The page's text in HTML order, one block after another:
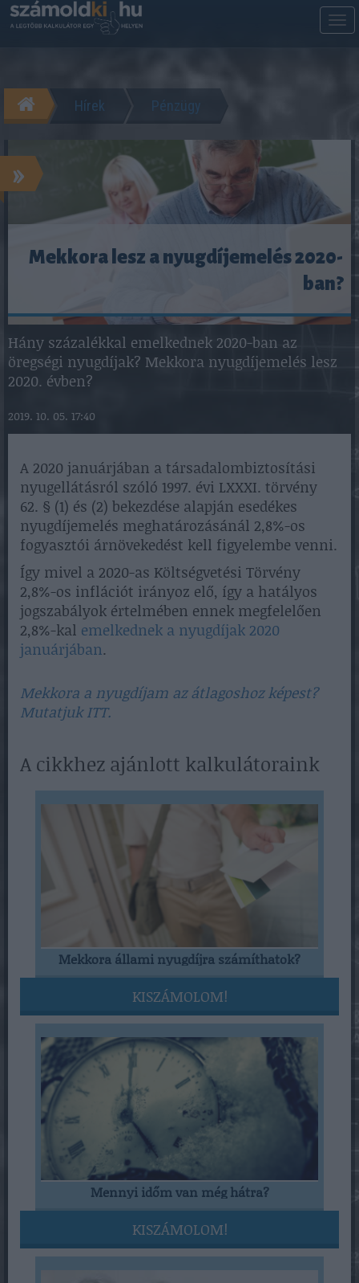
Hírek Pénzügy
»
Mekkora lesz a nyugdíjemelés 2020-
ban?
Hány százalékkal emelkednek 2020-ban az
öregségi nyugdíjak? Mekkora nyugdíjemelés lesz
2020. évben?
2019. 10. 05. 17:40
A 2020 januárjában a társadalombiztosítási
nyugellátásról szóló 1997. évi LXXXI. törvény
62. § (1) és (2) bekezdése alapján esedékes
nyugdíjemelés meghatározásánál 2,8%-os
fogyasztói árnövekedést kell figyelembe venni.
Így mivel a 2020-as Költségvetési Törvény
2,8%-os inflációt irányoz elő, így a hatályos
jogszabályok értelmében ennek megfelelően
2,8%-kal emelkednek a nyugdíjak 2020
januárjában.
Mekkora a nyugdíjam az átlagoshoz képest?
Mutatjuk ITT.
A cikkhez ajánlott kalkulátoraink
Mekkora állami nyugdíjra számíthatok?
KISZÁMOLOM!
Mennyi időm van még hátra?
KISZÁMOLOM!